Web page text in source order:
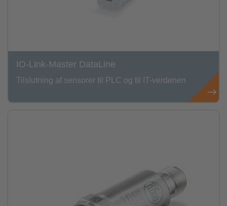
IO-Link-Master DataLine
Tilslutning af sensorer til PLC og til IT-verdenen